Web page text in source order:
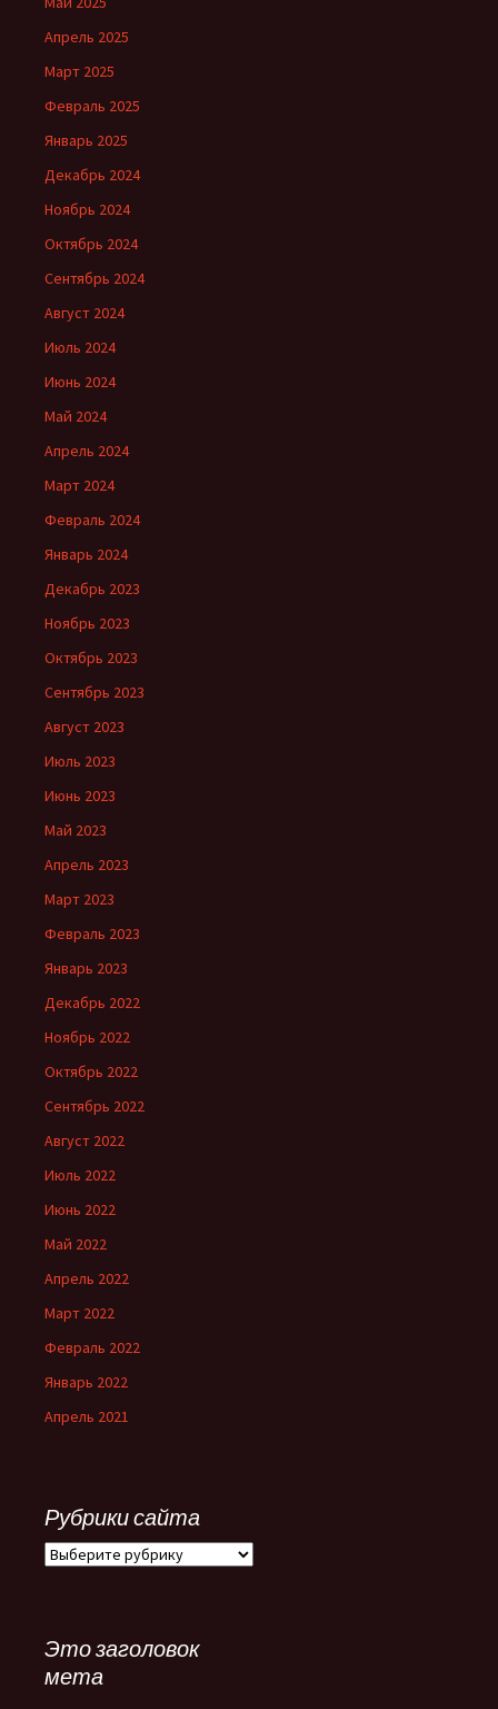
Апрель 2025
Март 2025
Февраль 2025
Январь 2025
Декабрь 2024
Ноябрь 2024
Октябрь 2024
Сентябрь 2024
Август 2024
Июль 2024
Июнь 2024
Май 2024
Апрель 2024
Март 2024
Февраль 2024
Январь 2024
Декабрь 2023
Ноябрь 2023
Октябрь 2023
Сентябрь 2023
Август 2023
Июль 2023
Июнь 2023
Май 2023
Апрель 2023
Март 2023
Февраль 2023
Январь 2023
Декабрь 2022
Ноябрь 2022
Октябрь 2022
Сентябрь 2022
Август 2022
Июль 2022
Июнь 2022
Май 2022
Апрель 2022
Март 2022
Февраль 2022
Январь 2022
Апрель 2021
Рубрики сайта
Рубрики
Это заголовок
мета